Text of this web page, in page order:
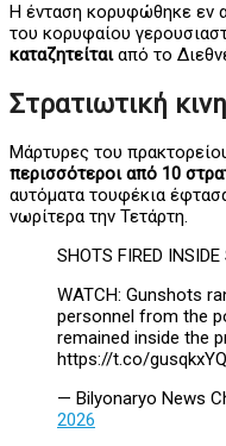
Η ένταση κορυφώθηκε εν
του κορυφαίου
καταζητείταιαπό το
Στρατιωτική
Μάρτυρες του
περισσότεροι από 10
αυτόματα τουφέκια
νωρίτερα την Τετάρτη.
SHOTS FIRED
WATCH: Gunshots
personnel from the
remained inside the
https://t.co/
— Bilyonaryo News
2026